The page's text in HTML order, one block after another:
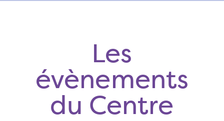
Les
évènements
du Centre